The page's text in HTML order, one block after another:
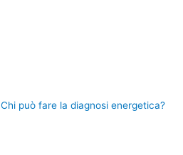
Chi può fare la diagnosi energetica?